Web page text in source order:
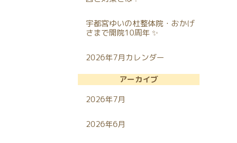
宇都宮ゆいの杜整体院・おかげ
さまで開院10周年 ✨
2026年7月カレンダー
アーカイブ
2026年7月
2026年6月